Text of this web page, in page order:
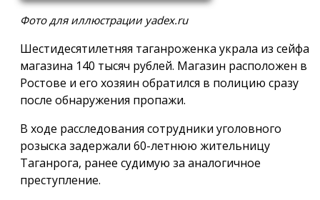
Фото для иллюстрации yadex.ru
Шестидесятилетняя таганроженка украла из сейфа
магазина 140 тысяч рублей. Магазин расположен в
Ростове и его хозяин обратился в полицию сразу
после обнаружения пропажи.
В ходе расследования сотрудники уголовного
розыска задержали 60-летнюю жительницу
Таганрога, ранее судимую за аналогичное
преступление.